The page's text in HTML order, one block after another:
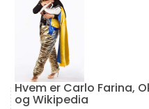
Hvem er Carlo Farina,
og Wikipedia